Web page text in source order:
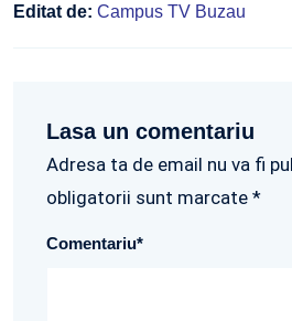
Editat de: Campus TV Buzau
Lasa un comentariu
Adresa ta de email nu va fi
obligatorii sunt marcate *
Comentariu*